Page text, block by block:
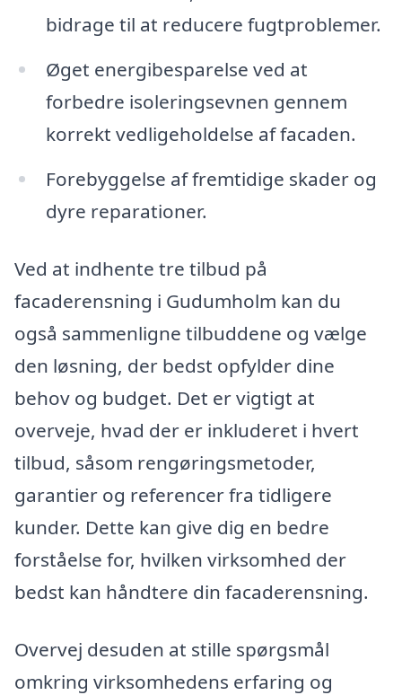
bidrage til at reducere fugtproblemer.
Øget energibesparelse ved at
forbedre isoleringsevnen gennem
korrekt vedligeholdelse af facaden.
Forebyggelse af fremtidige skader og
dyre reparationer.
Ved at indhente tre tilbud på
facaderensning i Gudumholm kan du
også sammenligne tilbuddene og vælge
den løsning, der bedst opfylder dine
behov og budget. Det er vigtigt at
overveje, hvad der er inkluderet i hvert
tilbud, såsom rengøringsmetoder,
garantier og referencer fra tidligere
kunder. Dette kan give dig en bedre
forståelse for, hvilken virksomhed der
bedst kan håndtere din facaderensning.
Overvej desuden at stille spørgsmål
omkring virksomhedens erfaring og